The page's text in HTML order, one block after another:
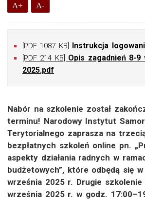
A+ A-
[PDF 1087 KB] Instrukcja
[PDF 214 KB] Opis zagadnień 8-9
2025.pdf
Nabór na szkolenie został
terminu! Narodowy Instytut
Terytorialnego zaprasza na
bezpłatnych szkoleń online pn.
aspekty działania radnych w
budżetowych”, które odbędą się
września 2025 r. Drugie szkolenie
września 2025 r. w godz.